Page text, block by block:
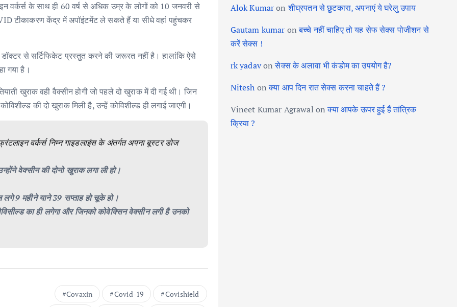
वर्कर्स के साथ ही 60 वर्ष से अधिक उम्र के लोगों को 10 जनवरी से
टीकाकरण केंद्र में अपॉइंटमेंट ले सकते हैं या सीधे वहां पहुंचकर
से सर्टिफिकेट प्रस्तुत करने की जरूरत नहीं है। हालांकि ऐसे
गया है।
खुराक वही वैक्सीन होगी जो पहले दो खुराक में दी गई थी। जिन
की दो खुराक मिली है, उन्हें कोविशील्ड ही लगाई जाएगी।
वर्कर्स निम्न गाइडलाइंस के अंतर्गत अपना बूस्टर डोज
वेक्सीन की दोनो खुराक लगा ली हो।
9 महीने याने 39 सप्ताह हो चूके हो।
का ही लगेगा और जिनको कोवेक्सिन वेक्सीन लगी है उनको
Covaxin Covid-19
Covishield
Alok Kumaronशीघ्रपतन से छुटकारा, अपनाएं ये घरेलु उपाय
Gautam kumar onबच्चे नहीं चाहिए तो यह सेफ सेक्स पोजीशन से
करें सेक्स !
rk yadavonसेक्स के अलावा भी कंडोम का उपयोग है?
Nitesh onक्या आप दिन रात सेक्स करना चाहते हैं ?
Vineet Kumar Agrawal onक्या आपके ऊपर हुई हैं तांत्रिक
क्रिया ?